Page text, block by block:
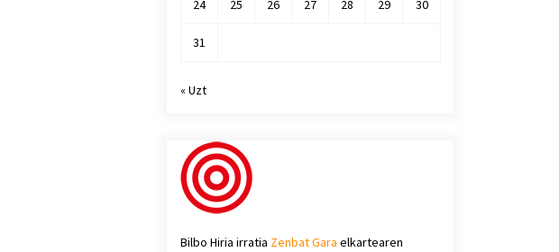
24 25 26 27 28 29 30
31
« Uzt
Bilbo Hiria irratia Zenbat Gara elkartearen